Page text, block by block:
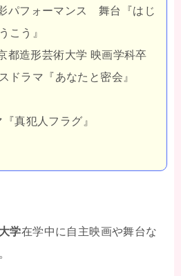
パフォーマンス 舞台『はじ
こう』
都造形芸術大学 映画学科卒
ドラマ『あなたと密会』
真犯人フラグ』
学在学中に自主映画や舞台な